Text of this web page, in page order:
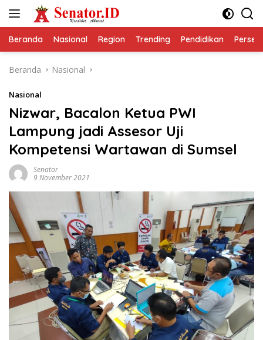
Beranda Nasional Region Trending Pendidikan
Beranda Nasional
Nasional
Nizwar, Bacalon Ketua PWI
Lampung jadi Assesor Uji
Kompetensi Wartawan di Sumsel
Senator
9 November 2021